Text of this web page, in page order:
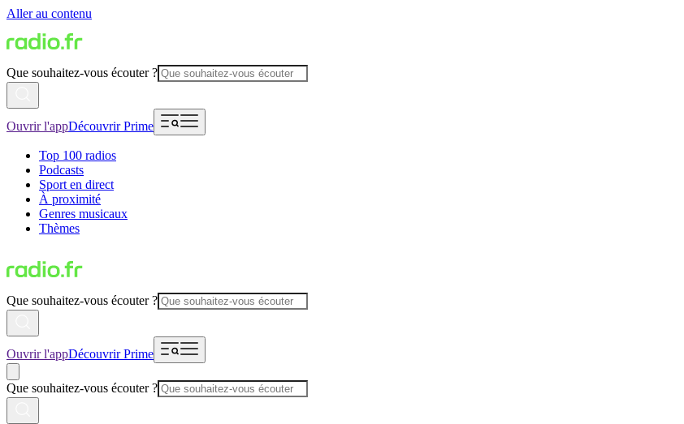
Aller au contenu
Que souhaitez-vous écouter ?
Ouvrir l'appDécouvrir Prime
Top 100 radios
Podcasts
Sport en direct
À proximité
Genres musicaux
Thèmes
Que souhaitez-vous écouter ?
Ouvrir l'appDécouvrir Prime
Que souhaitez-vous écouter ?